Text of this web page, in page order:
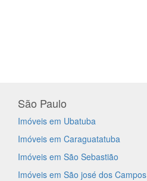
São Paulo
Imóveis em Ubatuba
Imóveis em Caraguatatuba
Imóveis em São Sebastião
Imóveis em São josé dos Campos